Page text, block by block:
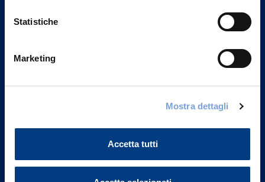
Statistiche
Marketing
Mostra dettagli
Accetta tutti
Vittoria Assicurazioni S.p.A.
20149 Milano
Part. IVA 01329510158